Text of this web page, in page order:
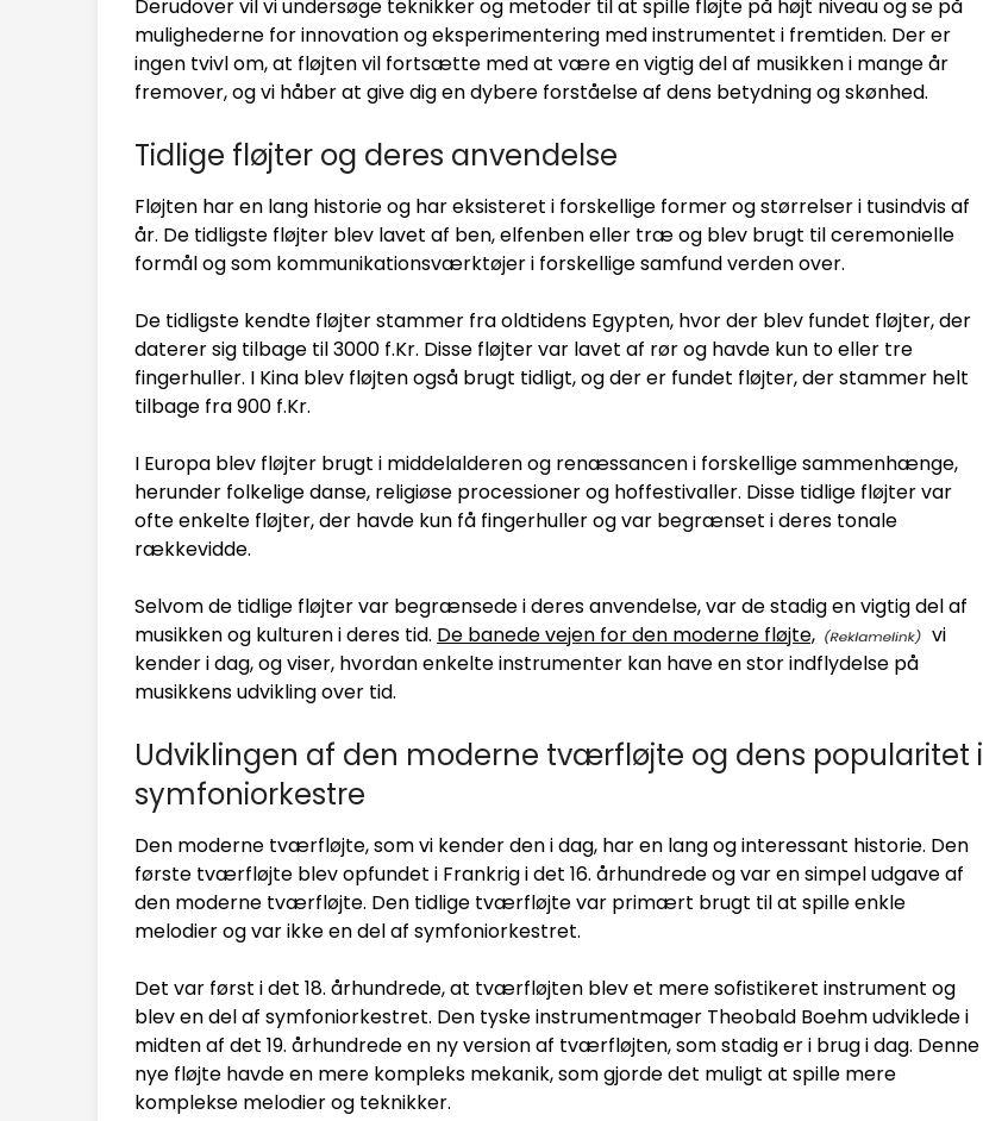
Derudover vil vi undersøge teknikker og metoder til at spille fløjte på højt niveau og se på
mulighederne for innovation og eksperimentering med instrumentet i fremtiden. Der er
ingen tvivl om, at fløjten vil fortsætte med at være en vigtig del af musikken i mange år
fremover, og vi håber at give dig en dybere forståelse af dens betydning og skønhed.
Tidlige fløjter og deres anvendelse
Fløjten har en lang historie og har eksisteret i forskellige former og størrelser i tusindvis af
år. De tidligste fløjter blev lavet af ben, elfenben eller træ og blev brugt til ceremonielle
formål og som kommunikationsværktøjer i forskellige samfund verden over.
De tidligste kendte fløjter stammer fra oldtidens Egypten, hvor der blev fundet fløjter, der
daterer sig tilbage til 3000 f.Kr. Disse fløjter var lavet af rør og havde kun to eller tre
fingerhuller. I Kina blev fløjten også brugt tidligt, og der er fundet fløjter, der stammer helt
tilbage fra 900 f.Kr.
I Europa blev fløjter brugt i middelalderen og renæssancen i forskellige sammenhænge,
herunder folkelige danse, religiøse processioner og hoffestivaller. Disse tidlige fløjter var
ofte enkelte fløjter, der havde kun få fingerhuller og var begrænset i deres tonale
rækkevidde.
Selvom de tidlige fløjter var begrænsede i deres anvendelse, var de stadig en vigtig del af
musikken og kulturen i deres tid. De banede vejen for den moderne fløjte,
vi
kender i dag, og viser, hvordan enkelte instrumenter kan have en stor indflydelse på
musikkens udvikling over tid.
Udviklingen af den moderne tværfløjte og dens popularitet i
symfoniorkestre
Den moderne tværfløjte, som vi kender den i dag, har en lang og interessant historie. Den
første tværfløjte blev opfundet i Frankrig i det 16. århundrede og var en simpel udgave af
den moderne tværfløjte. Den tidlige tværfløjte var primært brugt til at spille enkle
melodier og var ikke en del af symfoniorkestret.
Det var først i det 18. århundrede, at tværfløjten blev et mere sofistikeret instrument og
blev en del af symfoniorkestret. Den tyske instrumentmager Theobald Boehm udviklede i
midten af det 19. århundrede en ny version af tværfløjten, som stadig er i brug i dag. Denne
nye fløjte havde en mere kompleks mekanik, som gjorde det muligt at spille mere
komplekse melodier og teknikker.